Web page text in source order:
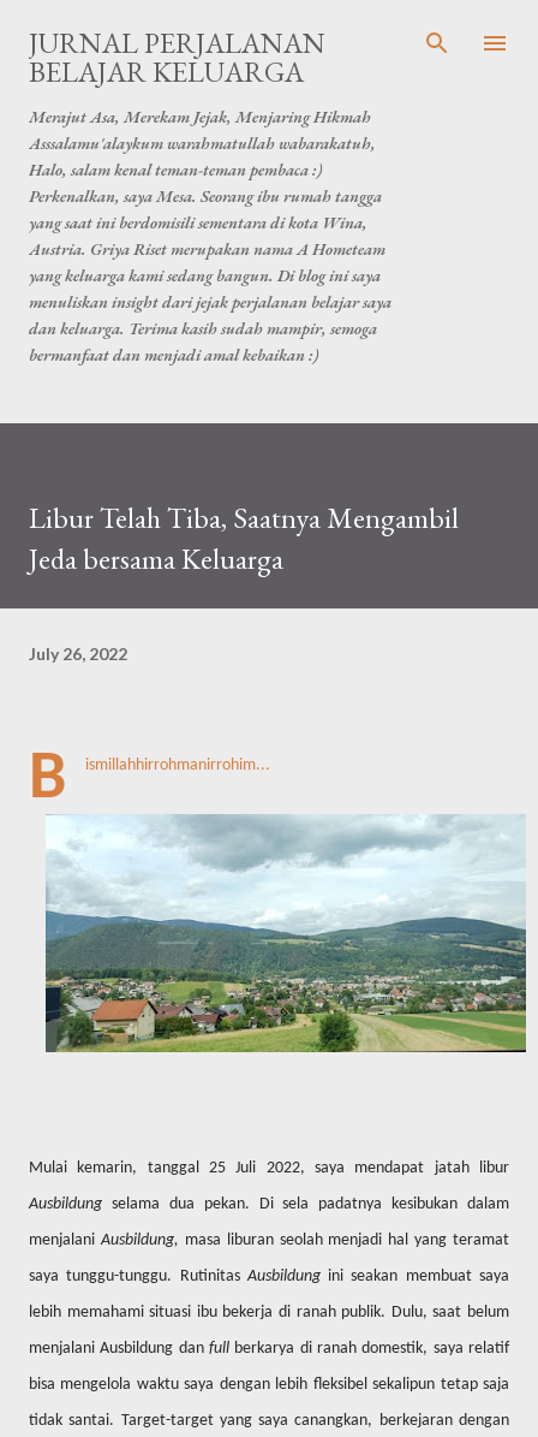
Skip to main content
JURNAL PERJALANAN
BELAJAR KELUARGA
Merajut Asa, Merekam Jejak, Menjaring Hikmah
Asssalamu'alaykum warahmatullah wabarakatuh,
Halo, salam kenal teman-teman pembaca :)
Perkenalkan, saya Mesa. Seorang ibu rumah tangga
yang saat ini berdomisili sementara di kota Wina,
Austria. Griya Riset merupakan nama A Hometeam
yang keluarga kami sedang bangun. Di blog ini saya
menuliskan insight dari jejak perjalanan belajar saya
dan keluarga. Terima kasih sudah mampir, semoga
bermanfaat dan menjadi amal kebaikan :)
Libur Telah Tiba, Saatnya Mengambil
Jeda bersama Keluarga
July 26, 2022
B ismillahhirrohmanirrohim...
Mulai kemarin, tanggal 25 Juli 2022, saya mendapat jatah libur
Ausbildung selama dua pekan. Di sela padatnya kesibukan dalam
menjalaniAusbildung, masa liburan seolah menjadi hal yang teramat
saya tunggu-tunggu. RutinitasAusbildung ini seakan membuat saya
lebih memahami situasi ibu bekerja di ranah publik. Dulu, saat belum
menjalani Ausbildung danfull berkarya di ranah domestik, saya relatif
bisa mengelola waktu saya dengan lebih fleksibel sekalipun tetap saja
tidak santai. Target-target yang saya canangkan, berkejaran dengan